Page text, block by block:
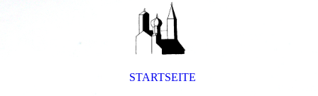
STARTSEITE